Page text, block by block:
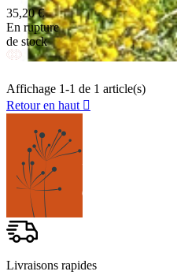
35,20 €
En rupture
de stock
Affichage 1-1 de 1 article(s)
Retour en haut 
Livraisons rapides